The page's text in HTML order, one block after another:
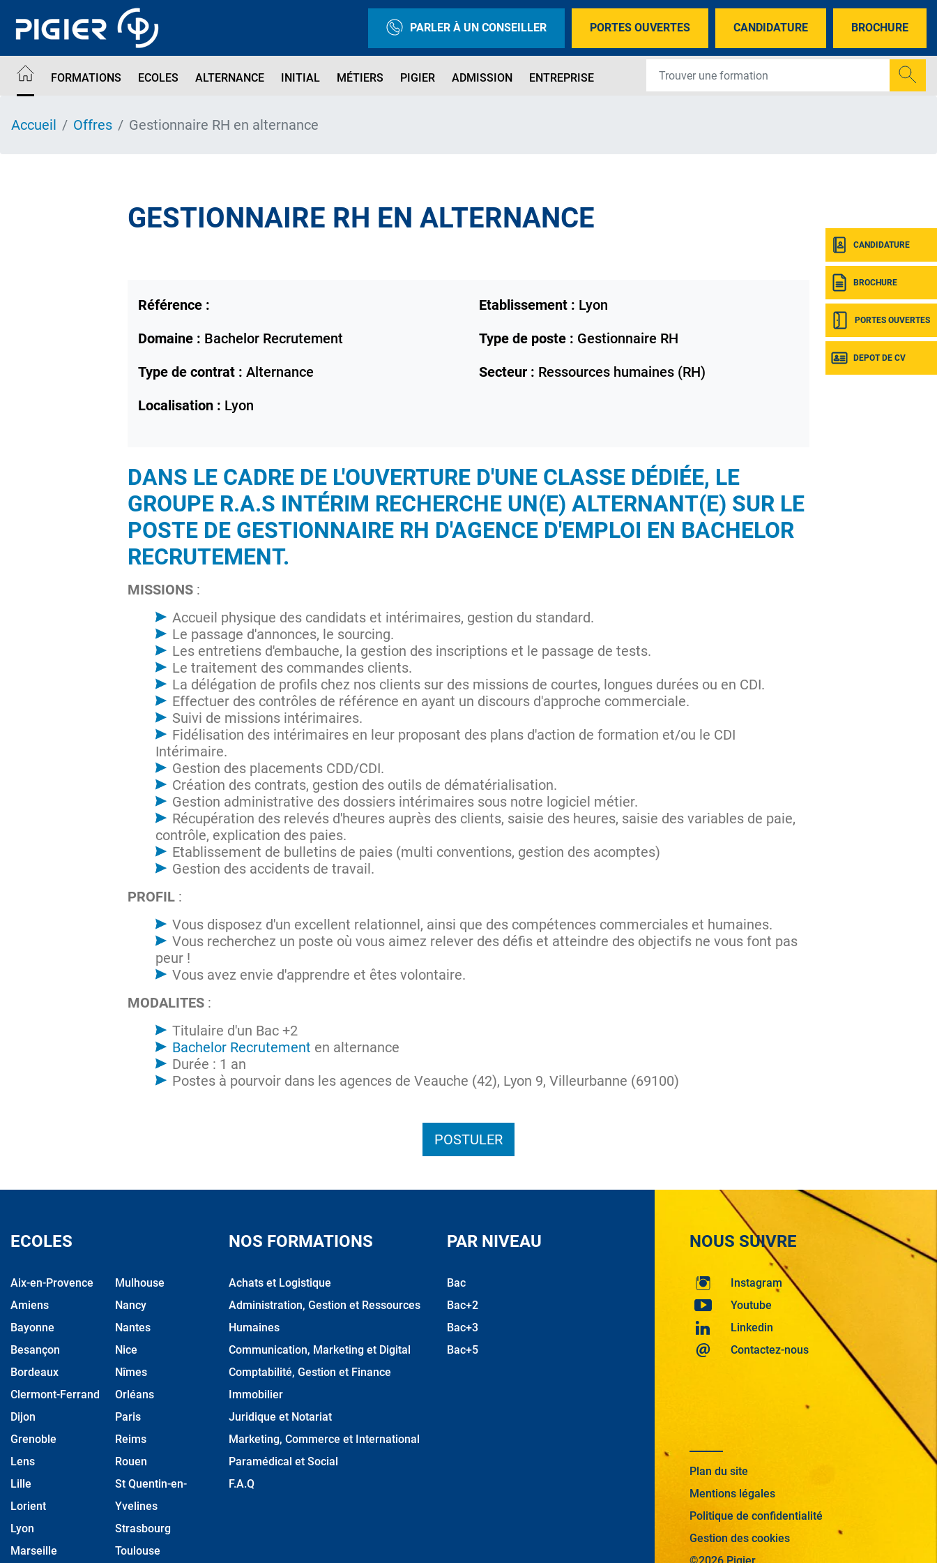
contenu
PARLER À UN CONSEILLER PORTES OUVERTES CANDIDATURE BROCHURE
FORMATIONS ECOLES ALTERNANCE INITIAL MÉTIERS PIGIER ADMISSION ENTREPRISE
CANDIDATURE
BROCHURE
PORTES OUVERTES
DEPOT DE CV
Accueil Offres Gestionnaire RH en alternance
GESTIONNAIRE RH EN ALTERNANCE
Référence : Etablissement : Lyon
Domaine : Bachelor Recrutement Type de poste : Gestionnaire RH
Type de contrat : Alternance Secteur : Ressources humaines (RH)
Localisation : Lyon
DANS LE CADRE DE L'OUVERTURE D'UNE CLASSE DÉDIÉE, LE
GROUPE R.A.S INTÉRIM RECHERCHE UN(E) ALTERNANT(E) SUR LE
POSTE DE GESTIONNAIRE RH D'AGENCE D'EMPLOI EN BACHELOR
RECRUTEMENT.
MISSIONS :
Accueil physique des candidats et intérimaires, gestion du standard.
Le passage d'annonces, le sourcing.
Les entretiens d'embauche, la gestion des inscriptions et le passage de tests.
Le traitement des commandes clients.
La délégation de profils chez nos clients sur des missions de courtes, longues durées ou en CDI.
Effectuer des contrôles de référence en ayant un discours d'approche commerciale.
Suivi de missions intérimaires.
Fidélisation des intérimaires en leur proposant des plans d'action de formation et/ou le CDI
Intérimaire.
Gestion des placements CDD/CDI.
Création des contrats, gestion des outils de dématérialisation.
Gestion administrative des dossiers intérimaires sous notre logiciel métier.
Récupération des relevés d'heures auprès des clients, saisie des heures, saisie des variables de paie,
contrôle, explication des paies.
Etablissement de bulletins de paies (multi conventions, gestion des acomptes)
Gestion des accidents de travail.
PROFIL :
Vous disposez d'un excellent relationnel, ainsi que des compétences commerciales et humaines.
Vous recherchez un poste où vous aimez relever des défis et atteindre des objectifs ne vous font pas
peur !
Vous avez envie d'apprendre et êtes volontaire.
MODALITES :
Titulaire d'un Bac +2
Bachelor Recrutement en alternance
Durée : 1 an
Postes à pourvoir dans les agences de Veauche (42), Lyon 9, Villeurbanne (69100)
POSTULER
ECOLES
Aix-en-Provence
Amiens
Bayonne
Besançon
Bordeaux
Clermont-Ferrand
Dijon
Grenoble
Lens
Lille
Lorient
Lyon
Marseille
Mulhouse
Nancy
Nantes
Nice
Nîmes
Orléans
Paris
Reims
Rouen
St Quentin-en-
Yvelines
Strasbourg
Toulouse
NOS FORMATIONS
Achats et Logistique
Administration, Gestion et Ressources
Humaines
Communication, Marketing et Digital
Comptabilité, Gestion et Finance
Immobilier
Juridique et Notariat
Marketing, Commerce et International
Paramédical et Social
F.A.Q
PAR NIVEAU
Bac
Bac+2
Bac+3
Bac+5
NOUS SUIVRE
Instagram
Youtube
Linkedin
Contactez-nous
Plan du site
Mentions légales
Politique de confidentialité
Gestion des cookies
©2026 Pigier